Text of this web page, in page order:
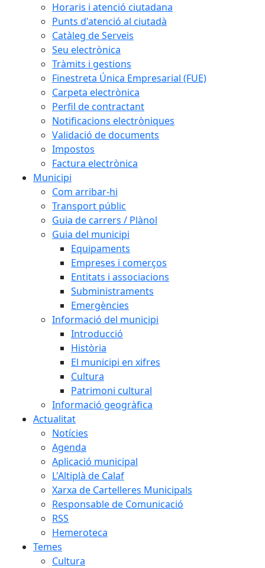
Horaris i atenció ciutadana
Punts d'atenció al ciutadà
Catàleg de Serveis
Seu electrònica
Tràmits i gestions
Finestreta Única Empresarial (FUE)
Carpeta electrònica
Perfil de contractant
Notificacions electròniques
Validació de documents
Impostos
Factura electrònica
Municipi
Com arribar-hi
Transport públic
Guia de carrers / Plànol
Guia del municipi
Equipaments
Empreses i comerços
Entitats i associacions
Subministraments
Emergències
Informació del municipi
Introducció
Història
El municipi en xifres
Cultura
Patrimoni cultural
Informació geogràfica
Actualitat
Notícies
Agenda
Aplicació municipal
L'Altiplà de Calaf
Xarxa de Cartelleres Municipals
Responsable de Comunicació
RSS
Hemeroteca
Temes
Cultura